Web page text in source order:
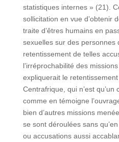
statistiques internes » (21).
sollicitation en vue d’obtenir
traite d’êtres humains en
sexuelles sur des personnes
retentissement de telles
l’irréprochabilité des
expliquerait le
Centrafrique, qui n’est qu’un
comme en témoigne
bien d’autres missions
se sont déroulées sans
ou accusations aussi